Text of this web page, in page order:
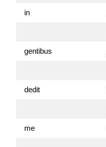
in
gentibus
dedit
me